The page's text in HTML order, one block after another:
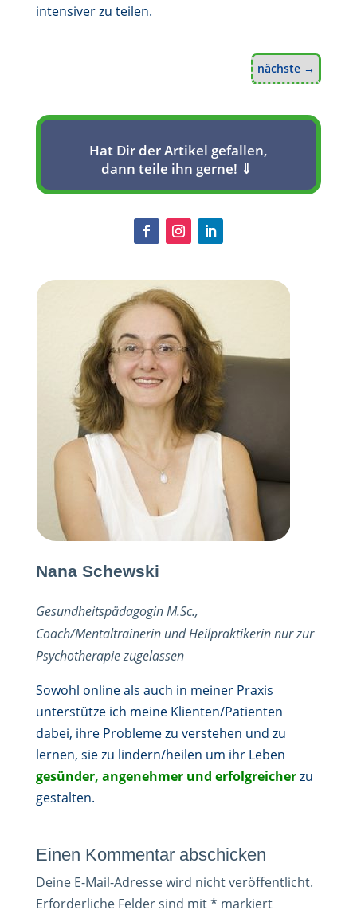
intensiver zu teilen.
nächste →
Hat Dir der Artikel gefallen,
dann teile ihn gerne! ⇓
Nana Schewski
Gesundheitspädagogin M.Sc.,
Coach/Mentaltrainerin und Heilpraktikerin nur zur
Psychotherapie zugelassen
Sowohl online als auch in meiner Praxis
unterstütze ich meine Klienten/Patienten
dabei, ihre Probleme zu verstehen und zu
lernen, sie zu lindern/heilen um ihr Leben
gesünder, angenehmer und erfolgreicherzu
gestalten.
Einen Kommentar abschicken
Deine E-Mail-Adresse wird nicht veröffentlicht.
Erforderliche Felder sind mit* markiert